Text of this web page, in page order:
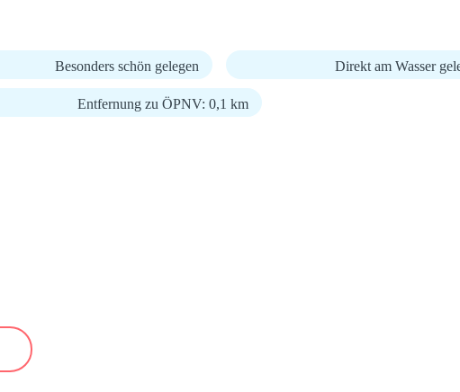
Besonders schön gelegen Direkt am Wasser
Entfernung zu ÖPNV: 0,1 km